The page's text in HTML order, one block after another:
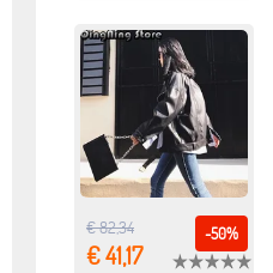
-50%
€ 82,34
€ 41,17